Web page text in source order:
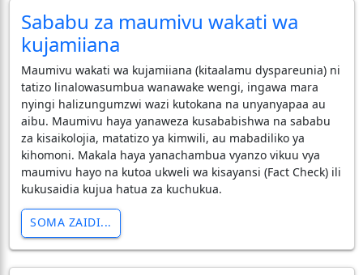
Sababu za maumivu wakati wa
kujamiiana
​Maumivu wakati wa kujamiiana (kitaalamu dyspareunia) ni
tatizo linalowasumbua wanawake wengi, ingawa mara
nyingi halizungumzwi wazi kutokana na unyanyapaa au
aibu. Maumivu haya yanaweza kusababishwa na sababu
za kisaikolojia, matatizo ya kimwili, au mabadiliko ya
kihomoni. Makala haya yanachambua vyanzo vikuu vya
maumivu hayo na kutoa ukweli wa kisayansi (Fact Check) ili
kukusaidia kujua hatua za kuchukua.
SOMA ZAIDI...